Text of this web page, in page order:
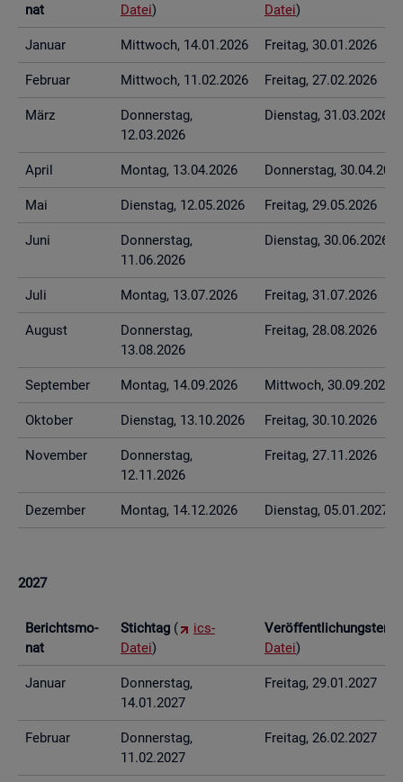
nat
Datei)
Datei)
Ja­nu­ar Mitt­woch, 14.01.2026 Frei­tag, 30.01.2026
Fe­bru­ar Mitt­woch, 11.02.2026 Frei­tag, 27.02.2026
März
Don­ners­tag,
12.03.2026
Diens­tag, 31.03.2026
April Mon­tag, 13.04.2026 Don­ners­tag,
Mai Diens­tag, 12.05.2026 Frei­tag, 29.05.2026
Juni
Don­ners­tag,
11.06.2026
Diens­tag, 30.06.2026
Juli Mon­tag, 13.07.2026 Frei­tag, 31.07.2026
Au­gust
Don­ners­tag,
13.08.2026
Frei­tag, 28.08.2026
Sep­tem­ber Mon­tag, 14.09.2026 Mitt­woch, 30.09.2026
Ok­to­ber Diens­tag, 13.10.2026 Frei­tag, 30.10.2026
No­vem­ber
Don­ners­tag,
12.11.2026
Frei­tag, 27.11.2026
De­zem­ber Mon­tag, 14.12.2026 Diens­tag, 05.01.2027
2027
Be­richts­mo­
nat
Stich­tag (
ics-
Datei)
Datei)
Ja­nu­ar
Don­ners­tag,
14.01.2027
Frei­tag, 29.01.2027
Fe­bru­ar
Don­ners­tag,
11.02.2027
Frei­tag, 26.02.2027